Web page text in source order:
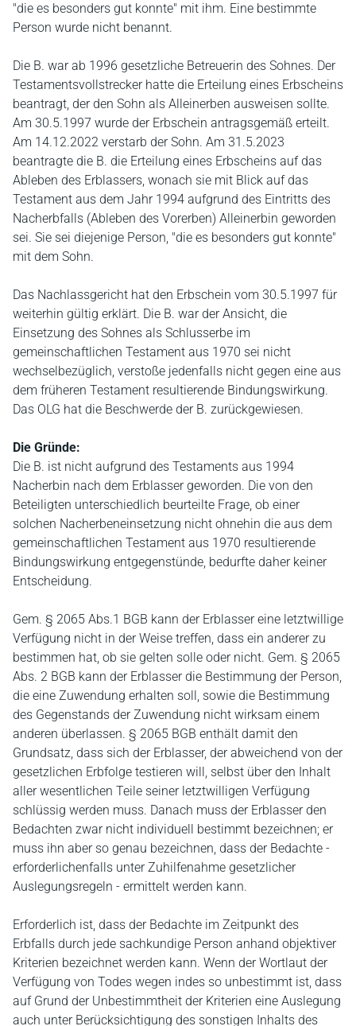
"die es besonders gut konnte" mit ihm. Eine bestimmte
Person wurde nicht benannt.
Die B. war ab 1996 gesetzliche Betreuerin des Sohnes. Der
Testamentsvollstrecker hatte die Erteilung eines Erbscheins
beantragt, der den Sohn als Alleinerben ausweisen sollte.
Am 30.5.1997 wurde der Erbschein antragsgemäß erteilt.
Am 14.12.2022 verstarb der Sohn. Am 31.5.2023
beantragte die B. die Erteilung eines Erbscheins auf das
Ableben des Erblassers, wonach sie mit Blick auf das
Testament aus dem Jahr 1994 aufgrund des Eintritts des
Nacherbfalls (Ableben des Vorerben) Alleinerbin geworden
sei. Sie sei diejenige Person, "die es besonders gut konnte"
mit dem Sohn.
Das Nachlassgericht hat den Erbschein vom 30.5.1997 für
weiterhin gültig erklärt. Die B. war der Ansicht, die
Einsetzung des Sohnes als Schlusserbe im
gemeinschaftlichen Testament aus 1970 sei nicht
wechselbezüglich, verstoße jedenfalls nicht gegen eine aus
dem früheren Testament resultierende Bindungswirkung.
Das OLG hat die Beschwerde der B. zurückgewiesen.
Die Gründe:
Die B. ist nicht aufgrund des Testaments aus 1994
Nacherbin nach dem Erblasser geworden. Die von den
Beteiligten unterschiedlich beurteilte Frage, ob einer
solchen Nacherbeneinsetzung nicht ohnehin die aus dem
gemeinschaftlichen Testament aus 1970 resultierende
Bindungswirkung entgegenstünde, bedurfte daher keiner
Entscheidung.
Gem. § 2065 Abs.1 BGB kann der Erblasser eine letztwillige
Verfügung nicht in der Weise treffen, dass ein anderer zu
bestimmen hat, ob sie gelten solle oder nicht. Gem. § 2065
Abs. 2 BGB kann der Erblasser die Bestimmung der Person,
die eine Zuwendung erhalten soll, sowie die Bestimmung
des Gegenstands der Zuwendung nicht wirksam einem
anderen überlassen. § 2065 BGB enthält damit den
Grundsatz, dass sich der Erblasser, der abweichend von der
gesetzlichen Erbfolge testieren will, selbst über den Inhalt
aller wesentlichen Teile seiner letztwilligen Verfügung
schlüssig werden muss. Danach muss der Erblasser den
Bedachten zwar nicht individuell bestimmt bezeichnen; er
muss ihn aber so genau bezeichnen, dass der Bedachte -
erforderlichenfalls unter Zuhilfenahme gesetzlicher
Auslegungsregeln - ermittelt werden kann.
Erforderlich ist, dass der Bedachte im Zeitpunkt des
Erbfalls durch jede sachkundige Person anhand objektiver
Kriterien bezeichnet werden kann. Wenn der Wortlaut der
Verfügung von Todes wegen indes so unbestimmt ist, dass
auf Grund der Unbestimmtheit der Kriterien eine Auslegung
auch unter Berücksichtigung des sonstigen Inhalts des